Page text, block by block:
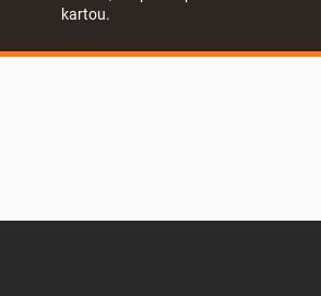
kartou.